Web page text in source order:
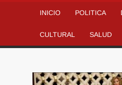
INICIO POLITICA
CULTURAL SALUD